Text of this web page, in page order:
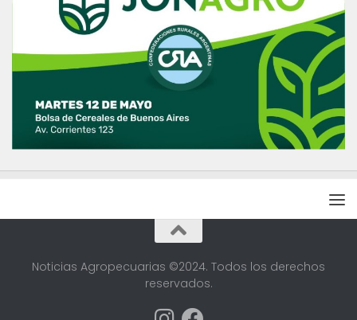
Noticias Agropecuarias ©2024. Todos los derechos
reservados.